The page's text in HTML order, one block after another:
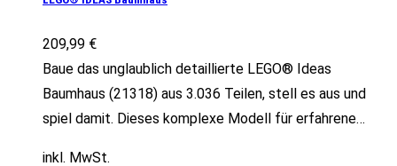
209,99 €
Baue das unglaublich detaillierte LEGO® Ideas
Baumhaus (21318) aus 3.036 Teilen, stell es aus und
spiel damit. Dieses komplexe Modell für erfahrene…
inkl. MwSt.